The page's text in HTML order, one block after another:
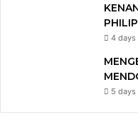
4 days
5 days